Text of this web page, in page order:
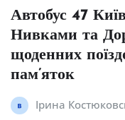
Автобус 47
Нивками та
щоденних
пам’яток
Ірина